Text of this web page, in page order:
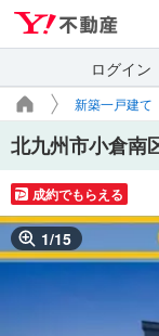
ログイン
新築一戸建て
北九州市小倉南
成約でもらえる
1/15